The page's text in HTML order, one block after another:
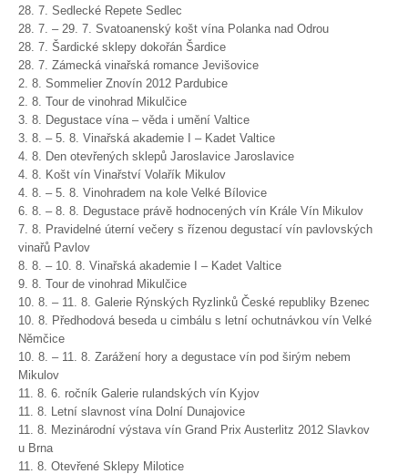
28. 7. Sedlecké Repete Sedlec
28. 7. – 29. 7. Svatoanenský košt vína Polanka nad Odrou
28. 7. Šardické sklepy dokořán Šardice
28. 7. Zámecká vinařská romance Jevišovice
2. 8. Sommelier Znovín 2012 Pardubice
2. 8. Tour de vinohrad Mikulčice
3. 8. Degustace vína – věda i umění Valtice
3. 8. – 5. 8. Vinařská akademie I – Kadet Valtice
4. 8. Den otevřených sklepů Jaroslavice Jaroslavice
4. 8. Košt vín Vinařství Volařík Mikulov
4. 8. – 5. 8. Vinohradem na kole Velké Bílovice
6. 8. – 8. 8. Degustace právě hodnocených vín Krále Vín Mikulov
7. 8. Pravidelné úterní večery s řízenou degustací vín pavlovských
vinařů Pavlov
8. 8. – 10. 8. Vinařská akademie I – Kadet Valtice
9. 8. Tour de vinohrad Mikulčice
10. 8. – 11. 8. Galerie Rýnských Ryzlinků České republiky Bzenec
10. 8. Předhodová beseda u cimbálu s letní ochutnávkou vín Velké
Němčice
10. 8. – 11. 8. Zarážení hory a degustace vín pod širým nebem
Mikulov
11. 8. 6. ročník Galerie rulandských vín Kyjov
11. 8. Letní slavnost vína Dolní Dunajovice
11. 8. Mezinárodní výstava vín Grand Prix Austerlitz 2012 Slavkov
u Brna
11. 8. Otevřené Sklepy Milotice